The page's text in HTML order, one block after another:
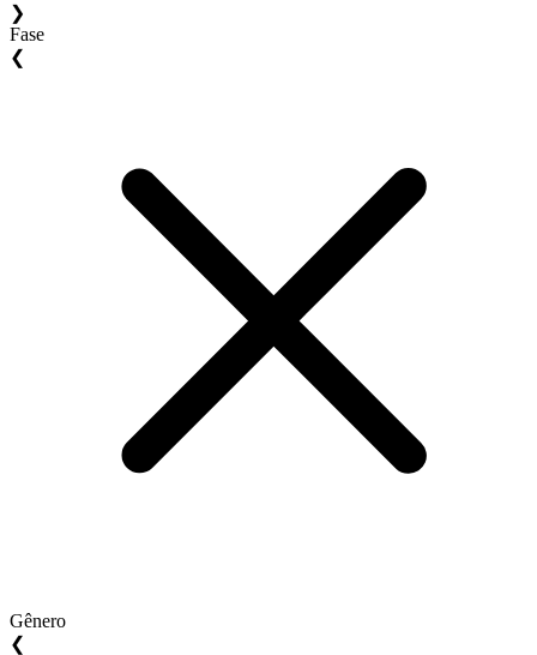
❯
Fase
❮
Gênero
❮